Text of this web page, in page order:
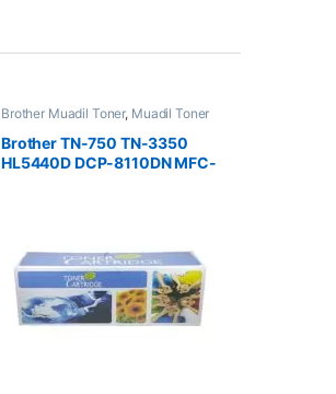
Brother Muadil Toner, Muadil Toner
Brother TN-750 TN-3350
HL5440D DCP-8110DN MFC-